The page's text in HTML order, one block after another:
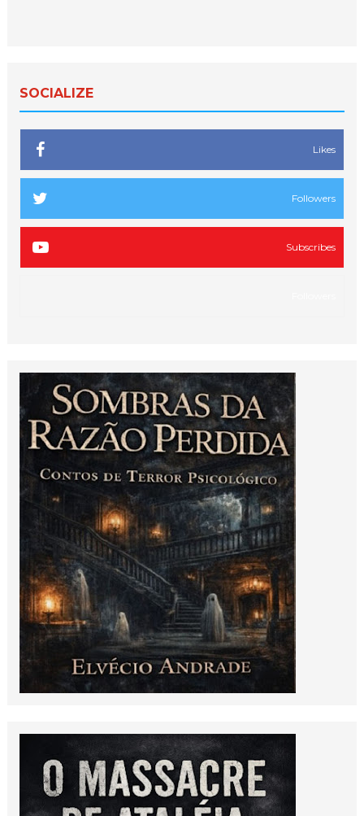
SOCIALIZE
Likes
Followers
Subscribes